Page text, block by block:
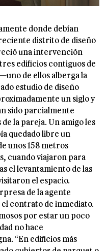
donde debían
distrito de diseño
una intervención
edificios contiguos de
de ellos alberga la
estudio de diseño
un siglo y
sido parcialmente
la pareja. Un amigo les
quedado libre un
unos 158 metros
cuando viajaron para
el levantamiento de las
el espacio.
de la agente
contrato de inmediato.
por estar un poco
no hace
“En edificios más